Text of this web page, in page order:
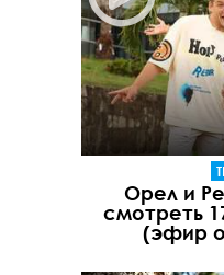
Орел и
смотреть
(эфир